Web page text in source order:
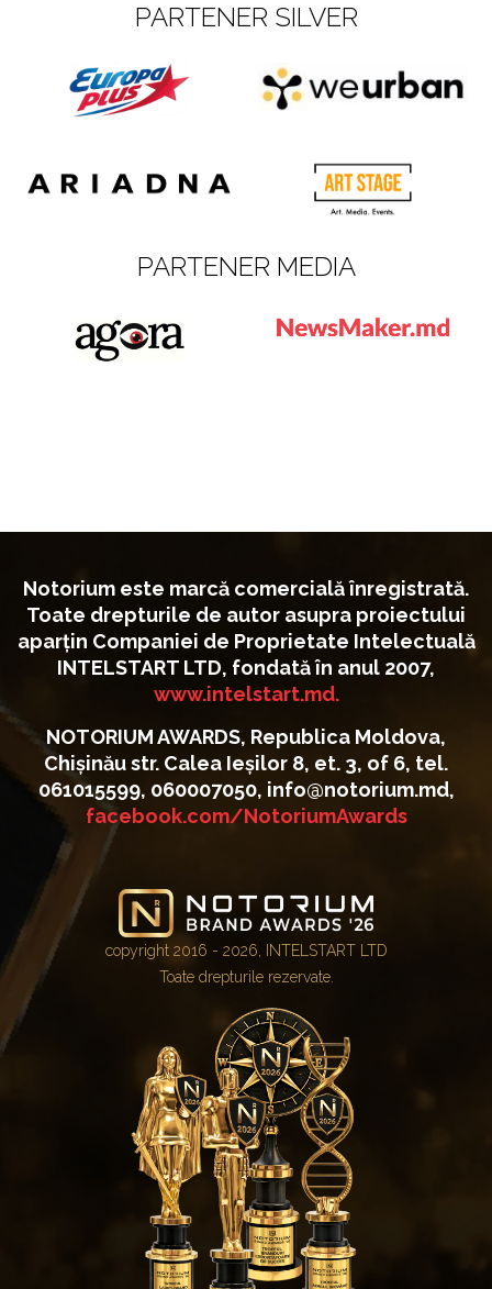
PARTENER SILVER
PARTENER MEDIA
Notorium este marcă comercială înregistrată.
Toate drepturile de autor asupra proiectului
aparțin Companiei de Proprietate Intelectuală
INTELSTART LTD, fondată în anul 2007,
www.intelstart.md.
NOTORIUM AWARDS, Republica Moldova,
Chișinău str. Calea Ieșilor 8, et. 3, of 6, tel.
061015599, 060007050, info@notorium.md,
facebook.com/NotoriumAwards
copyright 2016 - 2026, INTELSTART LTD
Toate drepturile rezervate.